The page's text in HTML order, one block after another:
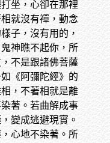
坐，心卻在那裡
就沒有禪，動念
子，沒有用的，
神瞧不起你，所
不是跟諸佛菩薩
《阿彌陀經》的
，不著相就是離
著。若曲解成事
變成逃避現實。
心地不染著。所